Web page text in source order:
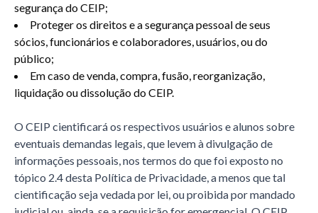
segurança do CEIP;
Proteger os direitos e a segurança pessoal de seus
sócios, funcionários e colaboradores, usuários, ou do
público;
Em caso de venda, compra, fusão, reorganização,
liquidação ou dissolução do CEIP.
O CEIP cientificará os respectivos usuários e alunos sobre
eventuais demandas legais, que levem à divulgação de
informações pessoais, nos termos do que foi exposto no
tópico 2.4 desta Política de Privacidade, a menos que tal
cientificação seja vedada por lei, ou proibida por mandado